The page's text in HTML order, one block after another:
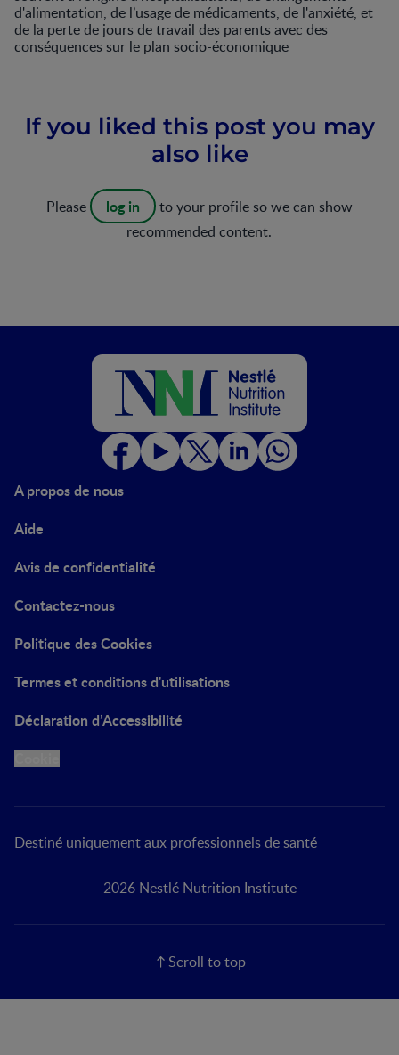
d'alimentation, de l’usage de médicaments, de l'anxiété, et
de la perte de jours de travail des parents avec des
conséquences sur le plan socio-économique
If you liked this post you may
also like
Please log in
to your profile so we can show
recommended content.
A propos de nous
Aide
Avis de confidentialité
Contactez-nous
Politique des Cookies
Termes et conditions d'utilisations
Déclaration d’Accessibilité
Destiné uniquement aux professionnels de santé
2026 Nestlé Nutrition Institute
Scroll to top